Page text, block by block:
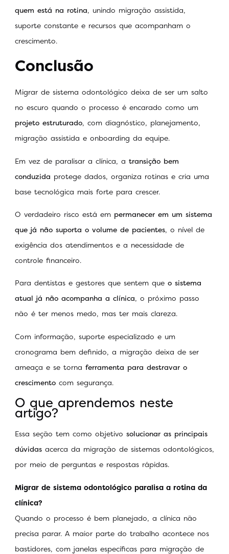
quem está na rotina, unindo migração assistida,
suporte constante e recursos que acompanham o
crescimento.
Conclusão
Migrar de sistema odontológico deixa de ser um salto
no escuro quando o processo é encarado como um
projeto estruturado, com diagnóstico, planejamento,
migração assistida e onboarding da equipe.
Em vez de paralisar a clínica, a transição bem
conduzida protege dados, organiza rotinas e cria uma
base tecnológica mais forte para crescer.
O verdadeiro risco está em permanecer em um sistema
que já não suporta o volume de pacientes, o nível de
exigência dos atendimentos e a necessidade de
controle financeiro.
Para dentistas e gestores que sentem que o sistema
atual já não acompanha a clínica, o próximo passo
não é ter menos medo, mas ter mais clareza.
Com informação, suporte especializado e um
cronograma bem definido, a migração deixa de ser
ameaça e se torna ferramenta para destravar o
crescimento com segurança.
O que aprendemos neste
artigo?
Essa seção tem como objetivo solucionar as principais
dúvidas acerca da migração de sistemas odontológicos,
por meio de perguntas e respostas rápidas.
Migrar de sistema odontológico paralisa a rotina da
clínica?
Quando o processo é bem planejado, a clínica não
precisa parar. A maior parte do trabalho acontece nos
bastidores, com janelas específicas para migração de